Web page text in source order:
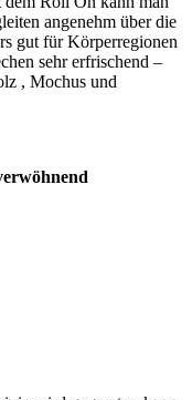
angenehm über die
gut für Körperregionen
sehr erfrischend –
, Mochus und